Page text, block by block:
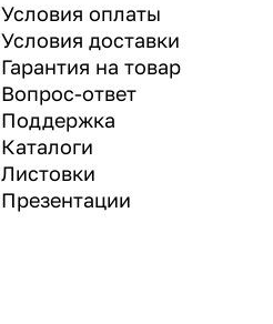
Условия оплаты
Условия доставки
Гарантия на товар
Вопрос-ответ
Поддержка
Каталоги
Листовки
Презентации